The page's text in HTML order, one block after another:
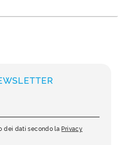
dei dati secondo la Privacy